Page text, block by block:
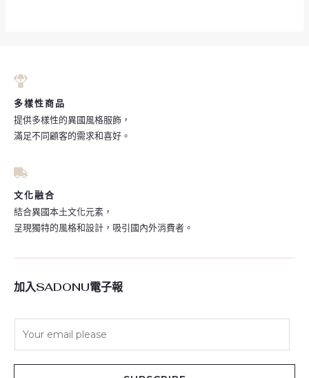
多樣性商品
提供多樣性的異國風格服飾，
滿足不同顧客的需求和喜好。
文化融合
結合異國本土文化元素，
呈現獨特的風格和設計，吸引國內外消費者。
加入SADONU電子報